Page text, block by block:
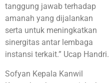
tanggung jawab terhadap
amanah yang dijalankan
serta untuk meningkatkan
sinergitas antar lembaga
instansi terkait.” Ucap Handri.
Sofyan Kepala Kanwil